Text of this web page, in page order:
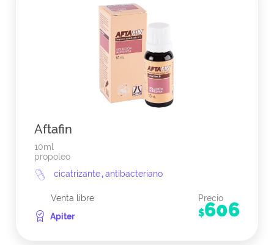
Aftafin
10ml
propoleo
cicatrizante,antibacteriano
Venta libre
Apiter
Precio
$606